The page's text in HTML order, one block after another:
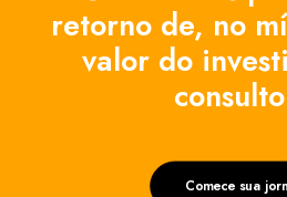
retorno de, no
valor do
Comece sua